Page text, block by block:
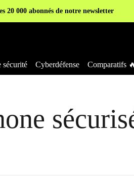
20 000 abonnés de notre newsletter
sécurité Cyberdéfense Comparatifs